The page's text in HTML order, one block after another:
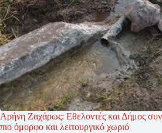
Αρήνη Ζαχάρως: Εθελοντές και Δήμος
πιο όμορφο και λειτουργικό χωριό